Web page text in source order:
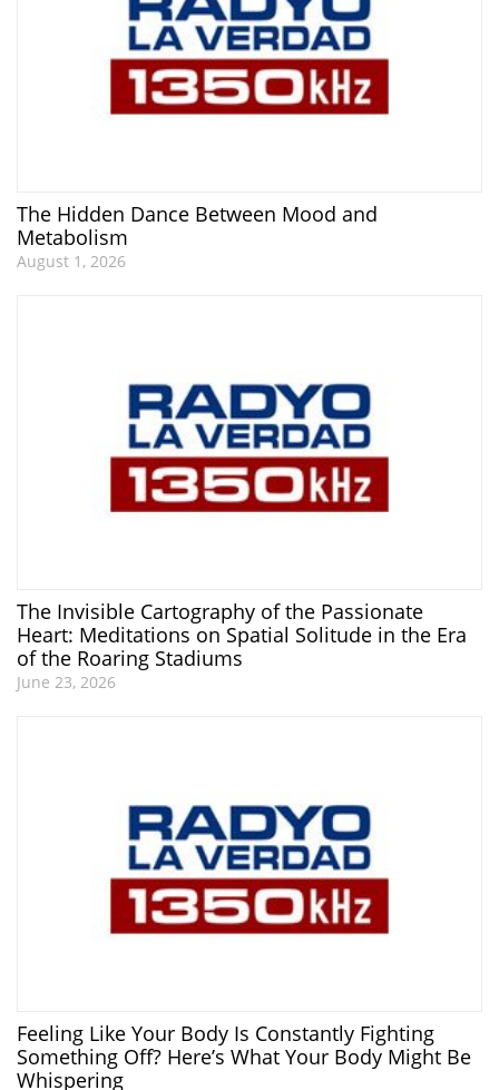
The Hidden Dance Between Mood and
Metabolism
August 1, 2026
The Invisible Cartography of the Passionate
Heart: Meditations on Spatial Solitude in the Era
of the Roaring Stadiums
June 23, 2026
Feeling Like Your Body Is Constantly Fighting
Something Off? Here’s What Your Body Might Be
Whispering